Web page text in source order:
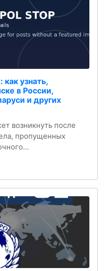
как узнать,
в России,
и других
возникнуть после
пропущенных